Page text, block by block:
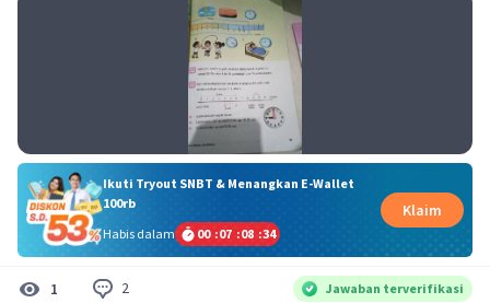
Ikuti Tryout SNBT & Menangkan E-Wallet
100rb
Habis dalam
00 :07 :08 :33
Klaim
1 2 Jawaban terverifikasi